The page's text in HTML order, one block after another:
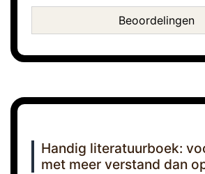
Beoordelingen
Handig literatuurboek:
met meer verstand dan